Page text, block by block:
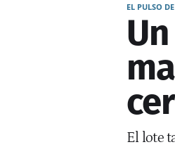
EL PULSO
El lote